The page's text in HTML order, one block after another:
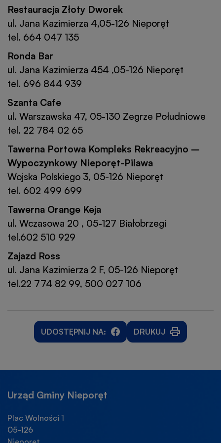
Restauracja Złoty Dworek
ul. Jana Kazimierza 4,05-126 Nieporęt
tel. 664 047 135
Ronda Bar
ul. Jana Kazimierza 454 ,05-126 Nieporęt
tel. 696 844 939
Szanta Cafe
ul. Warszawska 47, 05-130 Zegrze Południowe
tel. 22 784 02 65
Tawerna Portowa Kompleks Rekreacyjno –
Wypoczynkowy Nieporęt-Pilawa
Wojska Polskiego 3, 05-126 Nieporęt
tel. 602 499 699
Tawerna Orange Keja
ul. Wczasowa 20 , 05-127 Białobrzegi
tel.602 510 929
Zajazd Ross
ul. Jana Kazimierza 2 F, 05-126 Nieporęt
tel.22 774 82 99, 500 027 106
UDOSTĘPNIJ NA:
WILL
NEW
DRUKUJ
WILL
NEW
OTWORZY
NOWEJ
Urząd Gminy Nieporęt
Plac Wolności 1
05-126